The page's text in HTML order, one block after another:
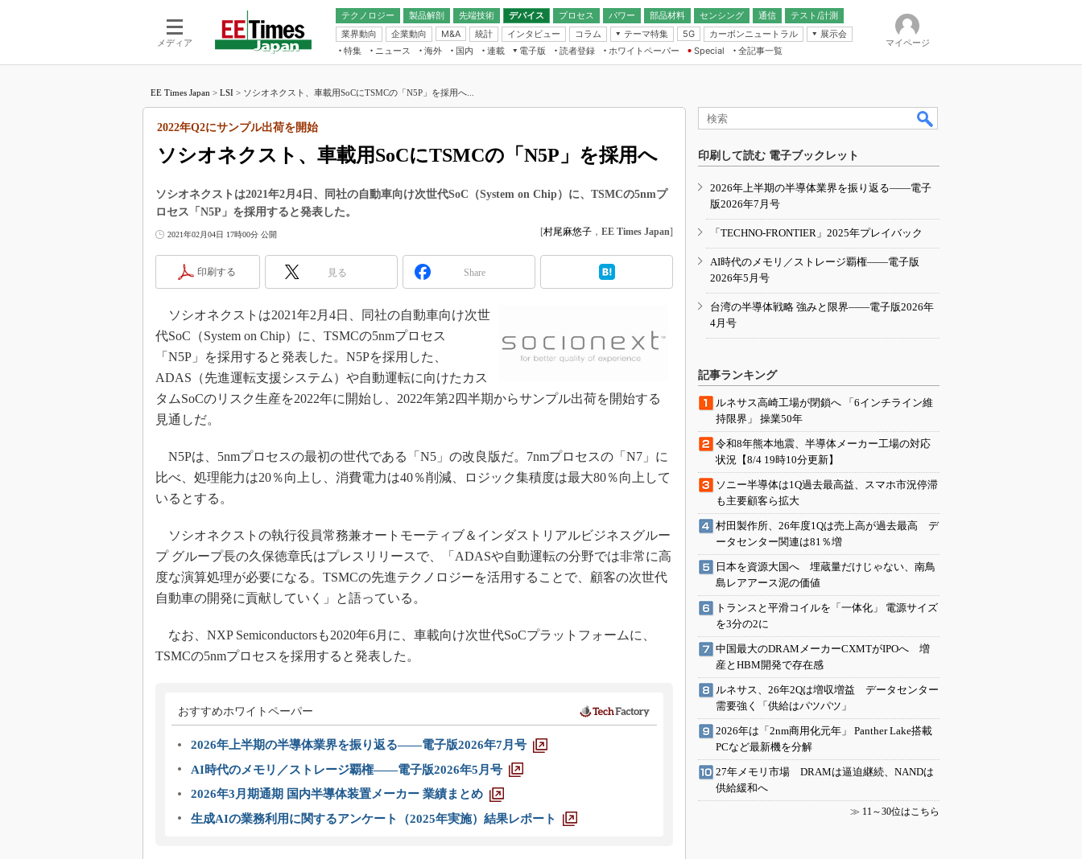
メディア
テクノロジー 製品解剖
先端技術
電池／エネルギー
デバイス
アナログ
マイコン
プロセス パワー 部品材料 センシング
通信
無線
テスト/計測
業界動向
企業動向 M&A 統計 インタビュー コラム
テーマ特集
フィジカルAI
読者調査（EE Times Research）
電源設計（EDN Japan）
エレクトロニクス入門（EDN
5G カーボンニュートラル
展示会
IoT・エッジコンピューティング
EXPO
TECHNO-FRONTIER
人とくるま展
特集 ニュース 海外 国内
連載
福田昭のデバイス通信
大山聡の業界スコープ
リタイア直前エンジニアの社会人大
学漂流記
踊るバズワード ～Behind the
Buzzword
で起こること
製品分解で探るアジアの新トレンド
光伝送技術を知る
“異端児エンジニア”が仕掛けた社内
改革、執念の180日
JASA発IoT通信
IHSアナリスト「未来展望」
電子版
電子ブックレット
読者登録 ホワイトペーパー
Special
全記事一覧
マイページ
EE Times Japan > LSI > ソシオネクスト、車載用SoCにTSMCの「N5P」を採用へ...
ソシオネクスト、車載用SoCにTSMCの「N5P」を採用へ
2022年Q2にサンプル出荷を開始
ソシオネクストは2021年2月4日、同社の自動車向け次世代SoC（System on Chip）に、TSMCの5nmプ
ロセス「N5P」を採用すると発表した。
2021年02月04日 17時00分 公開 [村尾麻悠子 ， EE Times Japan]
印刷する 見る Share
ソシオネクストは2021年2月4日、同社の自動車向け次世
代SoC（System on Chip）に、TSMCの5nmプロセス
「N5P」を採用すると発表した。N5Pを採用した、
ADAS（先進運転支援システム）や自動運転に向けたカス
タムSoCのリスク生産を2022年に開始し、2022年第2四半期からサンプル出荷を開始する
見通しだ。
N5Pは、5nmプロセスの最初の世代である「N5」の改良版だ。7nmプロセスの「N7」に
比べ、処理能力は20％向上し、消費電力は40％削減、ロジック集積度は最大80％向上して
いるとする。
ソシオネクストの執行役員常務兼オートモーティブ＆インダストリアルビジネスグルー
プ グループ長の久保徳章氏はプレスリリースで、「ADASや自動運転の分野では非常に高
度な演算処理が必要になる。TSMCの先進テクノロジーを活用することで、顧客の次世代
自動車の開発に貢献していく」と語っている。
なお、NXP Semiconductorsも2020年6月に、車載向け次世代SoCプラットフォームに、
TSMCの5nmプロセスを採用すると発表した。
おすすめホワイトペーパー
2026年上半期の半導体業界を振り返る――電子版2026年7月号
AI時代のメモリ／ストレージ覇権――電子版2026年5月号
2026年3月期通期 国内半導体装置メーカー 業績まとめ
生成AIの業務利用に関するアンケート（2025年実施）結果レポート
印刷して読む 電子ブックレット
2026年上半期の半導体業界を振り返る――電子
版2026年7月号
「TECHNO-FRONTIER」2025年プレイバック
AI時代のメモリ／ストレージ覇権――電子版
2026年5月号
台湾の半導体戦略 強みと限界――電子版2026年
4月号
記事ランキング
ルネサス高崎工場が閉鎖へ 「6インチライン維
持限界」 操業50年
令和8年熊本地震、半導体メーカー工場の対応
状況【8/4 19時10分更新】
ソニー半導体は1Q過去最高益、スマホ市況停滞
も主要顧客ら拡大
村田製作所、26年度1Qは売上高が過去最高 デ
ータセンター関連は81％増
日本を資源大国へ 埋蔵量だけじゃない、南鳥
島レアアース泥の価値
トランスと平滑コイルを「一体化」 電源サイズ
を3分の2に
中国最大のDRAMメーカーCXMTがIPOへ 増
産とHBM開発で存在感
ルネサス、26年2Qは増収増益 データセンター
需要強く「供給はパツパツ」
2026年は「2nm商用化元年」 Panther Lake搭載
PCなど最新機を分解
27年メモリ市場 DRAMは逼迫継続、NANDは
供給緩和へ
≫ 11～30位はこちら